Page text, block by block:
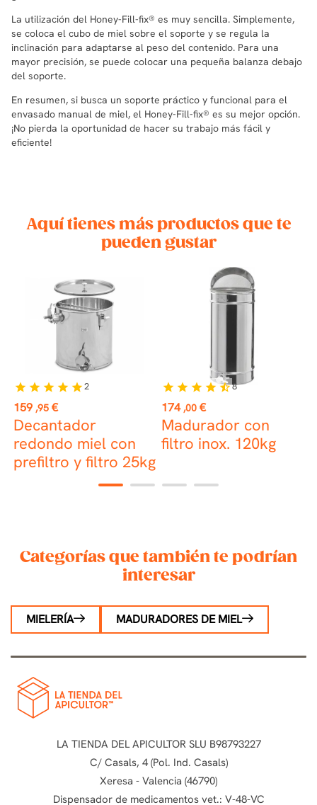
La utilización del Honey-Fill-fix® es muy sencilla. Simplemente,
se coloca el cubo de miel sobre el soporte y se regula la
inclinación para adaptarse al peso del contenido. Para una
mayor precisión, se puede colocar una pequeña balanza debajo
del soporte.
En resumen, si busca un soporte práctico y funcional para el
envasado manual de miel, el Honey-Fill-fix® es su mejor opción.
¡No pierda la oportunidad de hacer su trabajo más fácil y
eficiente!
Aquí tienes más productos que te
pueden gustar
Precio
159 ,95 €
Decantador
redondo miel con
prefiltro y filtro 25kg
star star star star star2
Precio
174 ,00 €
Madurador con
filtro inox. 120kg
star star star star star_half8
1 2 3 4
Categorías que también te podrían
interesar
MIELERÍA MADURADORES DE MIEL
LA TIENDA DEL APICULTOR SLU B98793227
C/ Casals, 4 (Pol. Ind. Casals)
Xeresa - Valencia (46790)
Dispensador de medicamentos vet.: V-48-VC